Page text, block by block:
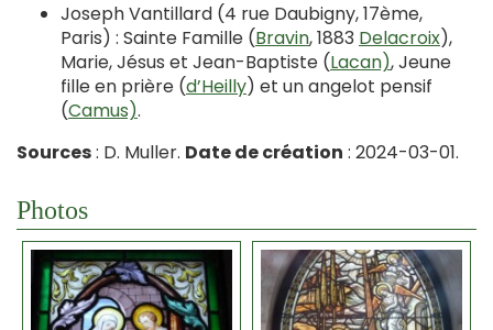
Joseph Vantillard (4 rue Daubigny, 17ème,
Paris) : Sainte Famille (Bravin, 1883 Delacroix),
Marie, Jésus et Jean-Baptiste (Lacan), Jeune
fille en prière (d’Heilly) et un angelot pensif
(Camus).
Sources: D. Muller. Date de création : 2024-03-01.
Photos